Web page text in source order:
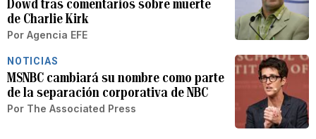
Dowd tras comentarios sobre muerte
de Charlie Kirk
Por Agencia EFE
NOTICIAS
MSNBC cambiará su nombre como parte
de la separación corporativa de NBC
Por The Associated Press